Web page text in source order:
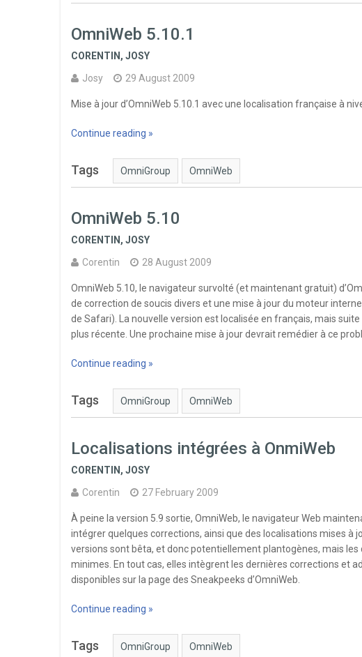
OmniWeb 5.10.1
CORENTIN , JOSY
Josy
29 August 2009
Mise à jour d’OmniWeb 5.10.1 avec une localisation française à
Continue reading »
Tags OmniGroup OmniWeb
OmniWeb 5.10
CORENTIN , JOSY
Corentin
28 August 2009
OmniWeb 5.10, le navigateur survolté (et maintenant gratuit)
de correction de soucis divers et une mise à jour du moteur
de Safari). La nouvelle version est localisée en français, mais
plus récente. Une prochaine mise à jour devrait remédier à ce
Continue reading »
Tags OmniGroup OmniWeb
Localisations intégrées à OnmiWeb
CORENTIN , JOSY
Corentin
27 February 2009
À peine la version 5.9 sortie, OmniWeb, le navigateur Web
intégrer quelques corrections, ainsi que des localisations mises à
versions sont bêta, et donc potentiellement plantogènes, mais
minimes. En tout cas, elles intègrent les dernières corrections et
disponibles sur la page des Sneakpeeks d’OmniWeb.
Continue reading »
Tags OmniGroup OmniWeb